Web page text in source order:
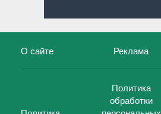
О сайте Реклама
Политика
обработки